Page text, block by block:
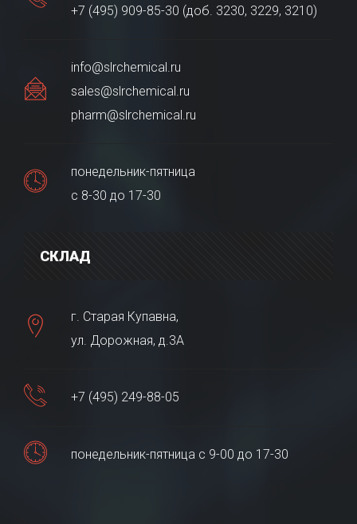
+7 (495) 909-85-30 (доб. 3230, 3229, 3210)
info@slrchemical.ru
sales@slrchemical.ru
pharm@slrchemical.ru
понедельник-пятница
с 8-30 до 17-30
СКЛАД
г. Старая Купавна,
ул. Дорожная, д.3А
+7 (495) 249-88-05
понедельник-пятница с 9-00 до 17-30